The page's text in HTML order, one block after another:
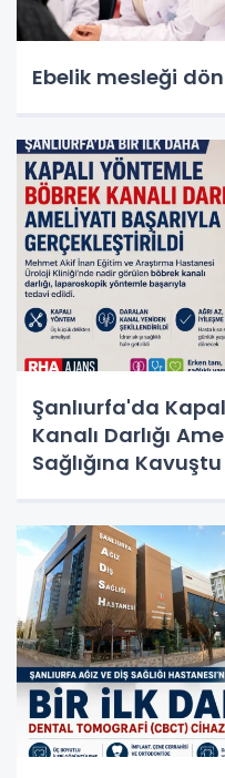
Ebelik mesleği
Şanlıurfa'da
Kanalı Darlığı
Sağlığına Kavuştu